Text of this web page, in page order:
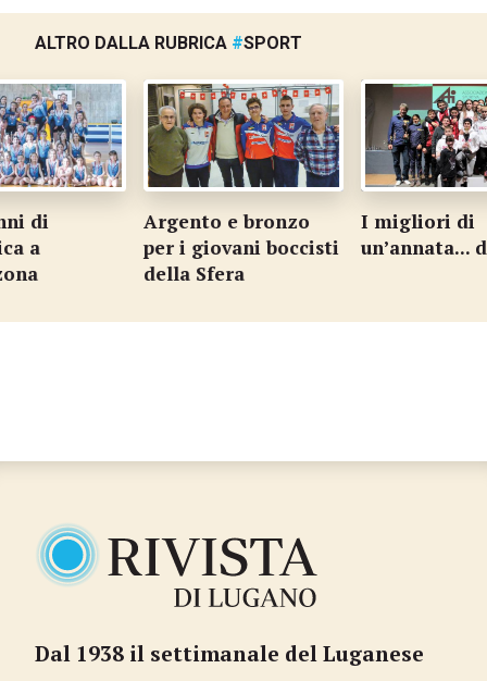
ALTRO DALLA RUBRICA #SPORT
di
a
Argento e bronzo
per i giovani boccisti
della Sfera
I migliori di
un’annata...
Dal 1938 il settimanale del Luganese